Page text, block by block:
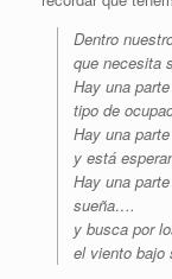
Dentro
que necesita
Hay una
tipo de
Hay una
y está
Hay una
sueña….
y busca por
el viento bajo